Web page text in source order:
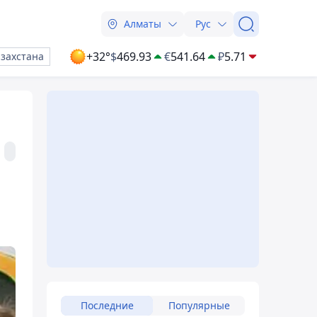
Алматы Рус
+32°$469.93 €541.64 ₽5.71
Последние Популярные